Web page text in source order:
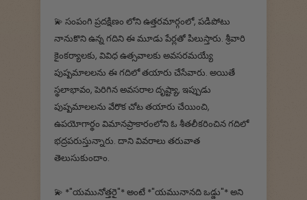
💫 సంపంగి ప్రదక్షిణం లోని ఉత్తరమార్గంలో, పడిపోటు
నానుకొని ఉన్న గదిని ఈ మూడు పేర్లతో పిలుస్తారు. శ్రీవారి
కైంకర్యాలకు, వివిధ ఉత్సవాలకు అవసరమయ్యే
పుష్పమాలలను ఈ గదిలో తయారు చేసేవారు. అయితే
స్థలాభావం, పెరిగిన అవసరాల దృష్ట్యా, ఇప్పుడు
పుష్పమాలలను వేరొక చోట తయారు చేయించి,
ఉపయోగార్థం విమానప్రాకారంలోని ఓ శీతలీకరించిన గదిలో
భద్రపరుస్తున్నారు. దాని వివరాలు తరువాత
తెలుసుకుందాం.
💫 *"యమునోత్తరై"* అంటే *"యమునానది ఒడ్డు"* అని